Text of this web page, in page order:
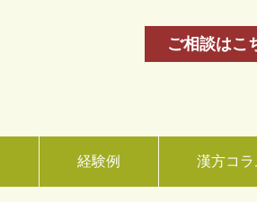
ご相談はこ
経験例 漢方コラ